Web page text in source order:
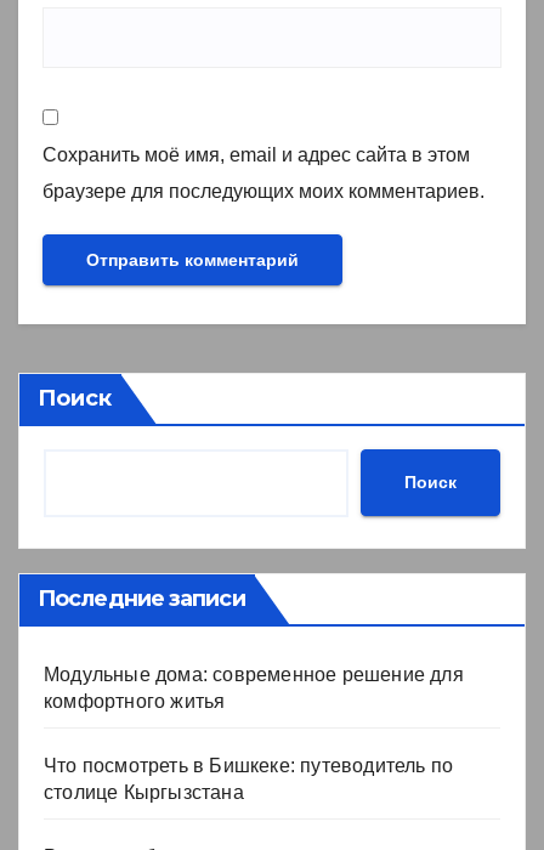
Сохранить моё имя, email и адрес сайта в этом
браузере для последующих моих комментариев.
Поиск
Поиск
Последние записи
Модульные дома: современное решение для
комфортного житья
Что посмотреть в Бишкеке: путеводитель по
столице Кыргызстана